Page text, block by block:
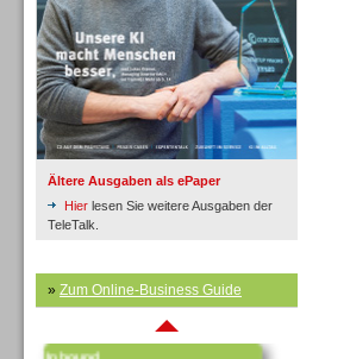
Ältere Ausgaben als ePaper
Hier lesen Sie weitere Ausgaben der
TeleTalk.
» Zum Online-Business Guide
Inbound